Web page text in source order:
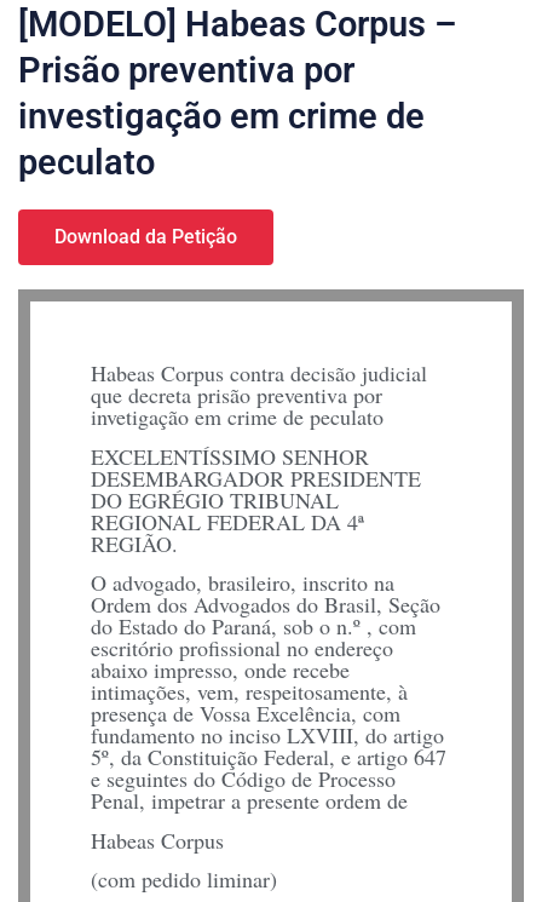
[MODELO] Habeas Corpus –
Prisão preventiva por
investigação em crime de
peculato
Download da Petição
Habeas Corpus contra decisão judicial
que decreta prisão preventiva por
invetigação em crime de peculato
EXCELENTÍSSIMO SENHOR
DESEMBARGADOR PRESIDENTE
DO EGRÉGIO TRIBUNAL
REGIONAL FEDERAL DA 4ª
REGIÃO.
O advogado, brasileiro, inscrito na
Ordem dos Advogados do Brasil, Seção
do Estado do Paraná, sob o n.º , com
escritório profissional no endereço
abaixo impresso, onde recebe
intimações, vem, respeitosamente, à
presença de Vossa Excelência, com
fundamento no inciso LXVIII, do artigo
5º, da Constituição Federal, e artigo 647
e seguintes do Código de Processo
Penal, impetrar a presente ordem de
Habeas Corpus
(com pedido liminar)